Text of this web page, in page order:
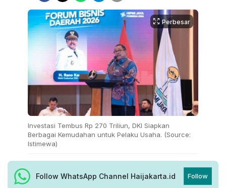
Perbesar
Investasi Tembus Rp 270 Triliun, DKI Siapkan
Berbagai Kemudahan untuk Pelaku Usaha. (Source:
Istimewa)
Follow WhatsApp Channel Haijakarta.id Follow